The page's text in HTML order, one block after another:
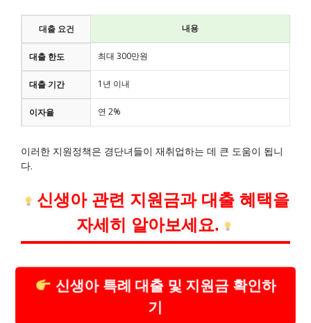
대출 요건 내용
대출 한도 최대 300만원
대출 기간 1년 이내
이자율 연 2%
이러한 지원정책은 경단녀들이 재취업하는 데 큰 도움이 됩니
다.
신생아 관련 지원금과 대출 혜택을
자세히 알아보세요.
신생아 특례 대출 및 지원금 확인하
기